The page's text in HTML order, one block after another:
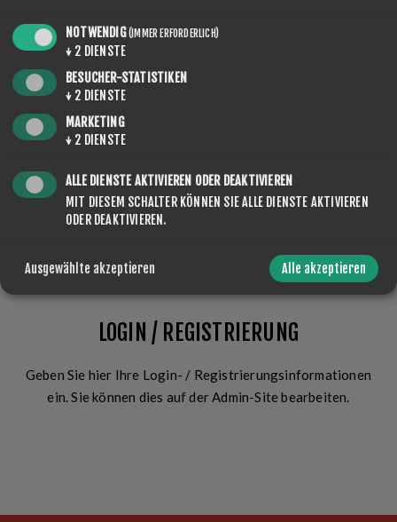
PASSWORT:
Angemeldet bleiben?
LOGIN / REGISTRIERUNG
Geben Sie hier Ihre Login- / Registrierungsinformationen
ein. Sie können dies auf der Admin-Site bearbeiten.
NOTWENDIG(IMMER ERFORDERLICH)
↓ 2 DIENSTE
BESUCHER-STATISTIKEN
↓ 2 DIENSTE
MARKETING
↓ 2 DIENSTE
ALLE DIENSTE AKTIVIEREN ODER DEAKTIVIEREN
MIT DIESEM SCHALTER KÖNNEN SIE ALLE DIENSTE AKTIVIEREN
ODER DEAKTIVIEREN.
Ausgewählte akzeptieren Alle akzeptieren